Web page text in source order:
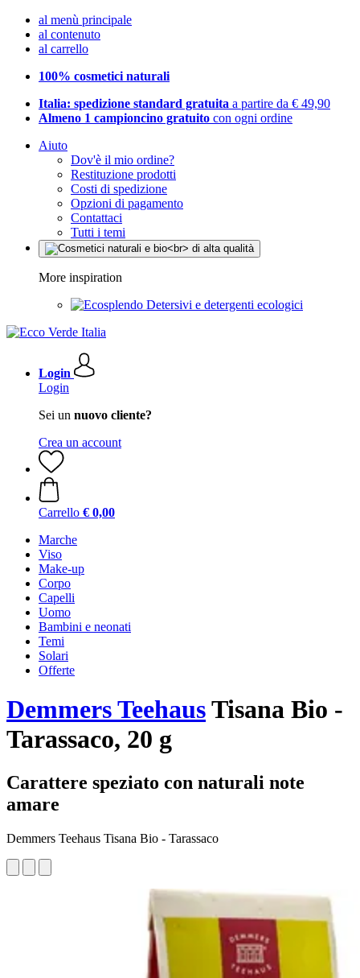
al menù principale
al contenuto
al carrello
100% cosmetici naturali
Italia: spedizione standard gratuita a partire da € 49,90
Almeno 1 campioncino gratuito con ogni ordine
Aiuto
Dov'è il mio ordine?
Restituzione prodotti
Costi di spedizione
Opzioni di pagamento
Contattaci
Tutti i temi
More inspiration
Detersivi e detergenti ecologici
Login
Login
Sei un nuovo cliente?
Crea un account
Carrello € 0,00
Marche
Viso
Make-up
Corpo
Capelli
Uomo
Bambini e neonati
Temi
Solari
Offerte
Demmers TeehausTisana Bio -
Tarassaco, 20 g
Carattere speziato con naturali note
amare
Demmers Teehaus Tisana Bio - Tarassaco